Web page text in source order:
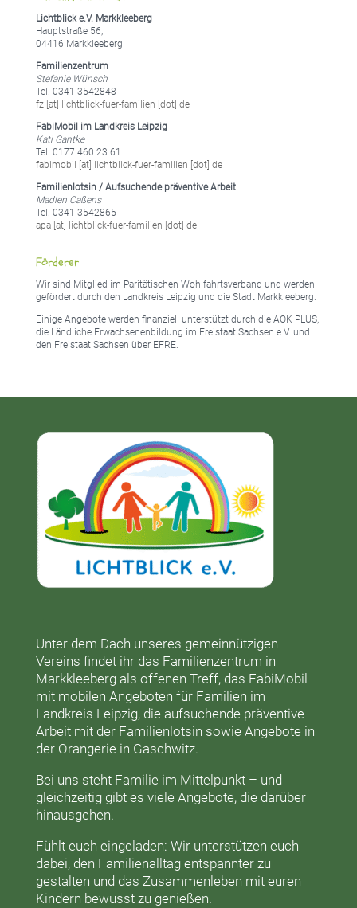
Lichtblick e.V. Markkleeberg
Hauptstraße 56,
04416 Markkleeberg
Familienzentrum
Stefanie Wünsch
Tel. 0341 3542848
fz [at] lichtblick-fuer-familien [dot] de
FabiMobil im Landkreis Leipzig
Kati Gantke
Tel. 0177 460 23 61
fabimobil [at] lichtblick-fuer-familien [dot] de
Familienlotsin / Aufsuchende präventive Arbeit
Madlen Caßens
Tel. 0341 3542865
apa [at] lichtblick-fuer-familien [dot] de
Förderer
Wir sind Mitglied im Paritätischen Wohlfahrtsverband und werden
gefördert durch den Landkreis Leipzig und die Stadt Markkleeberg.
Einige Angebote werden finanziell unterstützt durch die AOK PLUS,
die Ländliche Erwachsenenbildung im Freistaat Sachsen e.V. und
den Freistaat Sachsen über EFRE.
Unter dem Dach unseres gemeinnützigen
Vereins findet ihr das Familienzentrum in
Markkleebergals offenen Treff, das FabiMobil
mit mobilen Angeboten für Familien im
Landkreis Leipzig, die aufsuchende präventive
Arbeit mit der Familienlotsin sowie Angebote in
der Orangeriein Gaschwitz.
Bei uns steht Familie im Mittelpunkt – und
gleichzeitig gibt es viele Angebote, die darüber
hinausgehen.
Fühlt euch eingeladen: Wir unterstützen euch
dabei, den Familienalltag entspannter zu
gestalten und das Zusammenleben mit euren
Kindern bewusst zu genießen.